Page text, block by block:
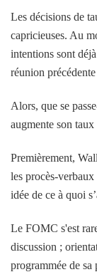
Les décisions de
capricieuses. Au
intentions sont
réunion
Alors, que se
augmente son
Premièrement,
les procès-
idée de ce à quoi
Le FOMC s'est
discussion ;
programmée de sa